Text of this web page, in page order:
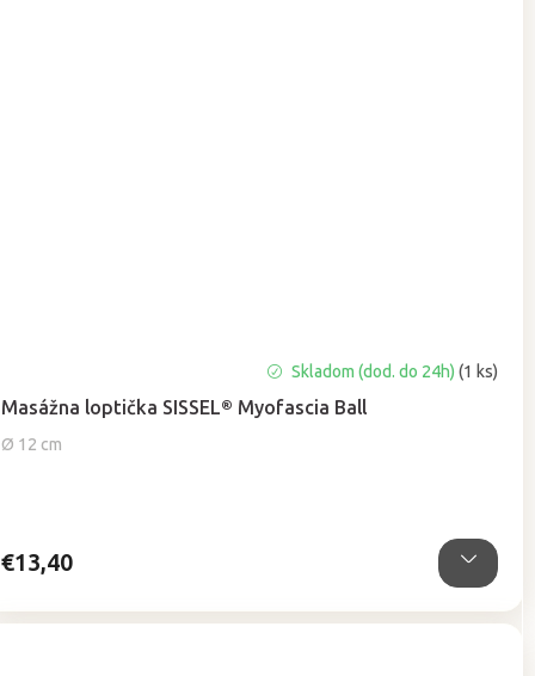
Masážna loptička SISSEL® Myofascia Ball
Ø 12 cm
hodnotenie
produktu
je
Skladom (dod. do 24h)(1 ks)
€13,40